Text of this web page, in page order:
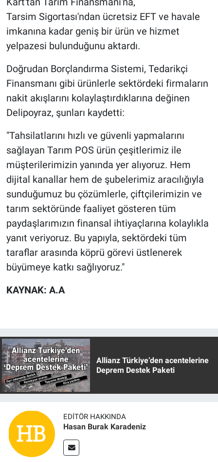
Tarsim Sigortası'ndan ücretsiz EFT ve havale
imkanına kadar geniş bir ürün ve hizmet
yelpazesi bulunduğunu aktardı.
Doğrudan Borçlandırma Sistemi, Tedarikçi
Finansmanı gibi ürünlerle sektördeki firmaların
nakit akışlarını kolaylaştırdıklarına değinen
Delipoyraz, şunları kaydetti:
"Tahsilatlarını hızlı ve güvenli yapmalarını
sağlayan Tarım POS ürün çeşitlerimiz ile
müşterilerimizin yanında yer alıyoruz. Hem
dijital kanallar hem de şubelerimiz aracılığıyla
sunduğumuz bu çözümlerle, çiftçilerimizin ve
tarım sektöründe faaliyet gösteren tüm
paydaşlarımızın finansal ihtiyaçlarına kolaylıkla
yanıt veriyoruz. Bu yapıyla, sektördeki tüm
taraflar arasında köprü görevi üstlenerek
büyümeye katkı sağlıyoruz."
KAYNAK: A.A
Allianz Türkiye’den acentelerine
Deprem Destek Paketi
EDITÖR HAKKINDA
Hasan Burak Karadeniz